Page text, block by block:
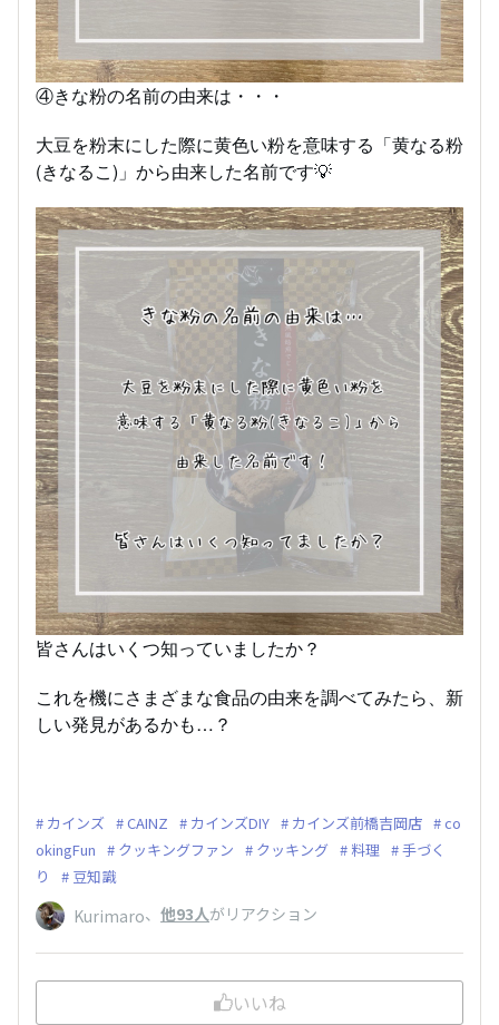
④きな粉の名前の由来は・・・
大豆を粉末にした際に黄色い粉を意味する「黄なる粉
(きなるこ)」から由来した名前です💡
皆さんはいくつ知っていましたか？
これを機にさまざまな食品の由来を調べてみたら、新
しい発見があるかも…？
カインズ CAINZ カインズDIY カインズ前橋吉岡店
co
okingFun
クッキングファン クッキング 料理
手づく
り
豆知識
Kurimaro、 他93人がリアクション
いいね